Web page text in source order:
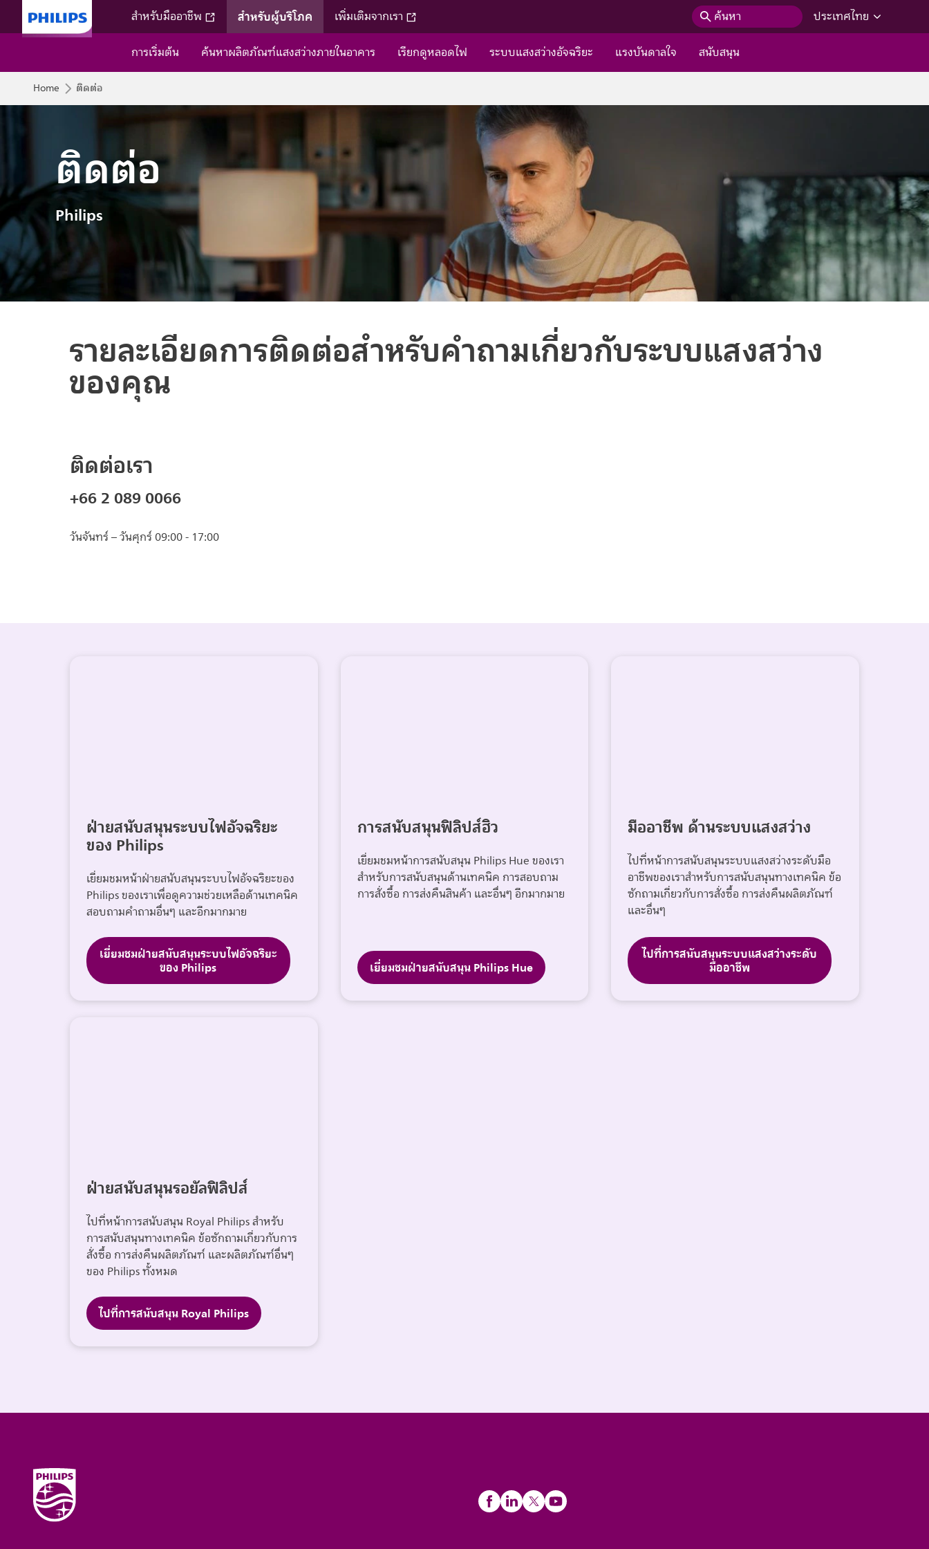
สำหรับมืออาชีพ สำหรับผู้บริโภค เพิ่มเติมจากเรา ค้นหา
ประเทศไทย
การเริ่มต้น
ค้นหาผลิตภัณฑ์แสงสว่างภายในอาคาร เรียกดูหลอดไฟ ระบบแสงสว่างอัจฉริยะ แรงบันดาลใจ สนับสนุน
Home ติดต่อ
ติดต่อ
Philips
รายละเอียดการติดต่อสำหรับคำถามเกี่ยวกับระบบแสงสว่าง
ของคุณ
ติดต่อเรา
+66 2 089 0066
วันจันทร์ – วันศุกร์ 09:00 - 17:00
ฝ่ายสนับสนุนระบบไฟอัจฉริยะ
ของ Philips
เยี่ยมชมหน้าฝ่ายสนับสนุนระบบไฟอัจฉริยะของ
Philips ของเราเพื่อดูความช่วยเหลือด้านเทคนิค
สอบถามคำถามอื่นๆ และอีกมากมาย
เยี่ยมชมฝ่ายสนับสนุนระบบไฟอัจฉริยะ
ของ Philips
การสนับสนุนฟิลิปส์ฮิว
เยี่ยมชมหน้าการสนับสนุน Philips Hue ของเรา
สำหรับการสนับสนุนด้านเทคนิค การสอบถาม
การสั่งซื้อ การส่งคืนสินค้า และอื่นๆ อีกมากมาย
เยี่ยมชมฝ่ายสนับสนุน Philips Hue
มืออาชีพ ด้านระบบแสงสว่าง
ไปที่หน้าการสนับสนุนระบบแสงสว่างระดับมือ
อาชีพของเราสำหรับการสนับสนุนทางเทคนิค ข้อ
ซักถามเกี่ยวกับการสั่งซื้อ การส่งคืนผลิตภัณฑ์
และอื่นๆ
ไปที่การสนับสนุนระบบแสงสว่างระดับ
มืออาชีพ
ฝ่ายสนับสนุนรอยัลฟิลิปส์
ไปที่หน้าการสนับสนุน Royal Philips สำหรับ
การสนับสนุนทางเทคนิค ข้อซักถามเกี่ยวกับการ
สั่งซื้อ การส่งคืนผลิตภัณฑ์ และผลิตภัณฑ์อื่นๆ
ของ Philips ทั้งหมด
ไปที่การสนับสนุน Royal Philips